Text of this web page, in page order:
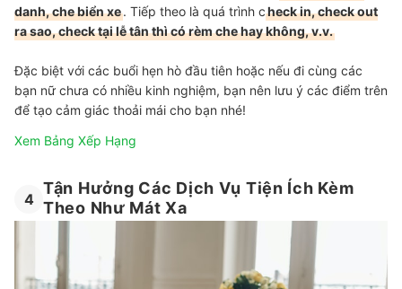
danh, che biển xe. Tiếp theo là quá trình check in, check out
ra sao, check tại lễ tân thì có rèm che hay không, v.v.
Đặc biệt với các buổi hẹn hò đầu tiên hoặc nếu đi cùng các
bạn nữ chưa có nhiều kinh nghiệm, bạn nên lưu ý các điểm trên
để tạo cảm giác thoải mái cho bạn nhé!
Xem Bảng Xếp Hạng
4
Tận Hưởng Các Dịch Vụ Tiện Ích Kèm
Theo Như Mát Xa